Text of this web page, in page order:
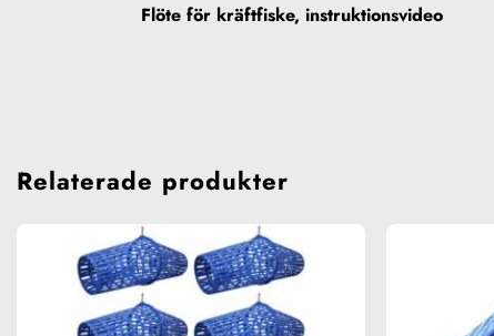
Flöte för kräftfiske, instruktionsvideo
Relaterade produkter